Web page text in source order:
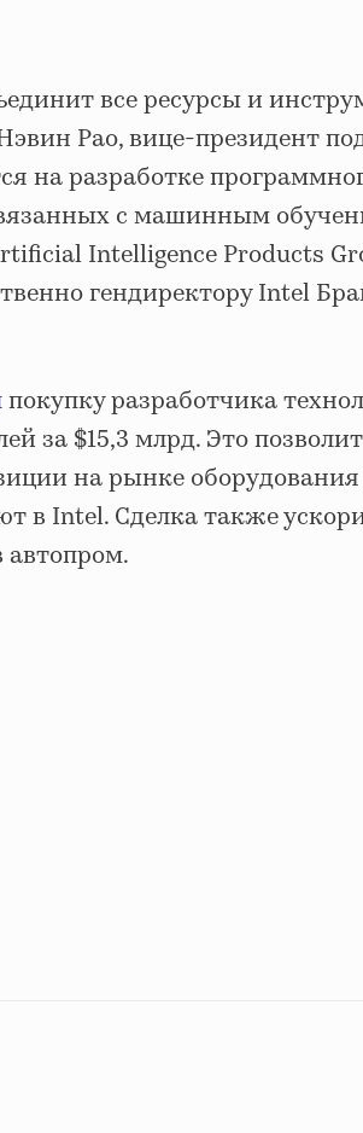
все ресурсы и
Рао, вице-президент
на разработке
с машинным
Intelligence Products
гендиректору Intel
покупку разработчика
за $15,3 млрд. Это
на рынке
в Intel. Сделка также